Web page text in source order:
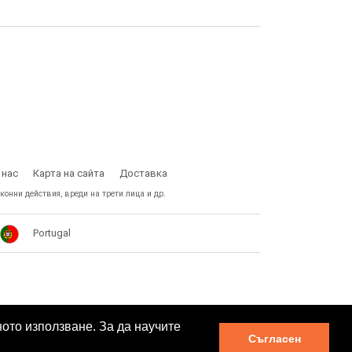
използване. За да научите
Съгласен
Карта на сайта Доставка
действия, вреди на трети лица и др.
Portugal